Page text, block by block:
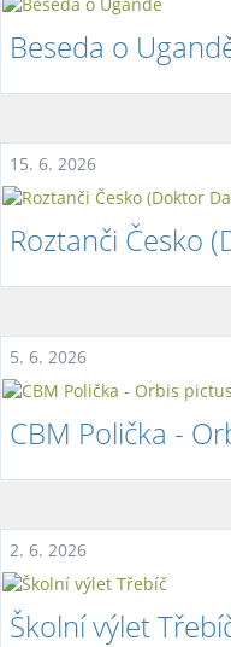
Beseda o
15. 6. 2026
Roztanči Česko
5. 6. 2026
CBM Polička -
2. 6. 2026
Školní výlet